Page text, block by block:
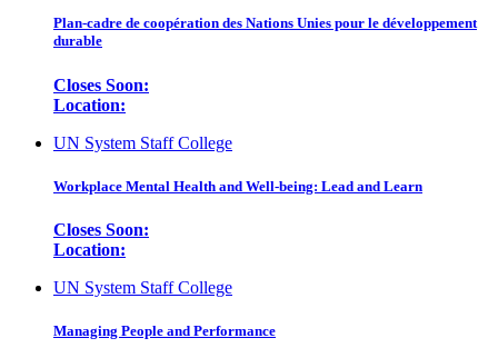
Plan-cadre de coopération des Nations Unies pour le développement
durable
Closes Soon:
Location:
UN System Staff College
Workplace Mental Health and Well-being: Lead and Learn
Closes Soon:
Location:
UN System Staff College
Managing People and Performance